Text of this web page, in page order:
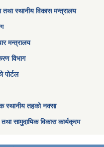
तथा स्थानीय विकास मन्त्रालय
मन्त्रालय
विभाग
पोर्टल
स्थानीय तहको नक्सा
सामुदायिक विकास कार्यक्रम